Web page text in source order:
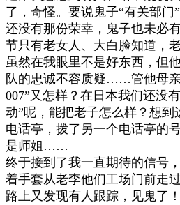
了，奇怪。要说鬼子“有关部门”
还没有那份荣幸，鬼子也未必
节只有老女人、大白脸知道，
虽然在我眼里不是好东西，但
队的忠诚不容质疑……管他母
007”又怎样？在日本我们还没
动”呢，能把老子怎么样？想到
电话亭，拨了另一个电话亭的
是师姐 ……
终于接到了我一直期待的信号
着手套从老李他们工场门前走
路上又发现有人跟踪，见鬼了